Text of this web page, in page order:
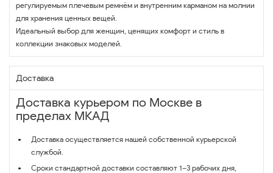
регулируемым плечевым ремнём и внутренним карманом на молнии
для хранения ценных вещей.
Идеальный выбор для женщин, ценящих комфорт и стиль в
коллекции знаковых моделей.
Доставка
Доставка курьером по Москве в
пределах МКАД
Доставка осуществляется нашей собственной курьерской
службой.
Сроки стандартной доставки составляют 1–3 рабочих дня,